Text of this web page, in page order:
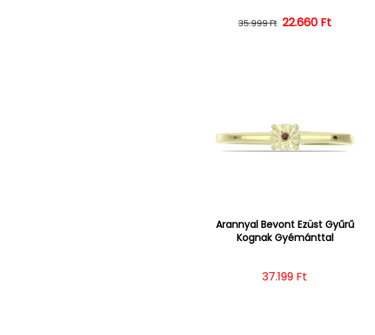
Normál ár
35.999 Ft Kedvezményes ár
22.660 Ft
Arannyal Bevont Ezüst Gyűrű
Kognak Gyémánttal
Normál ár
37.199 Ft